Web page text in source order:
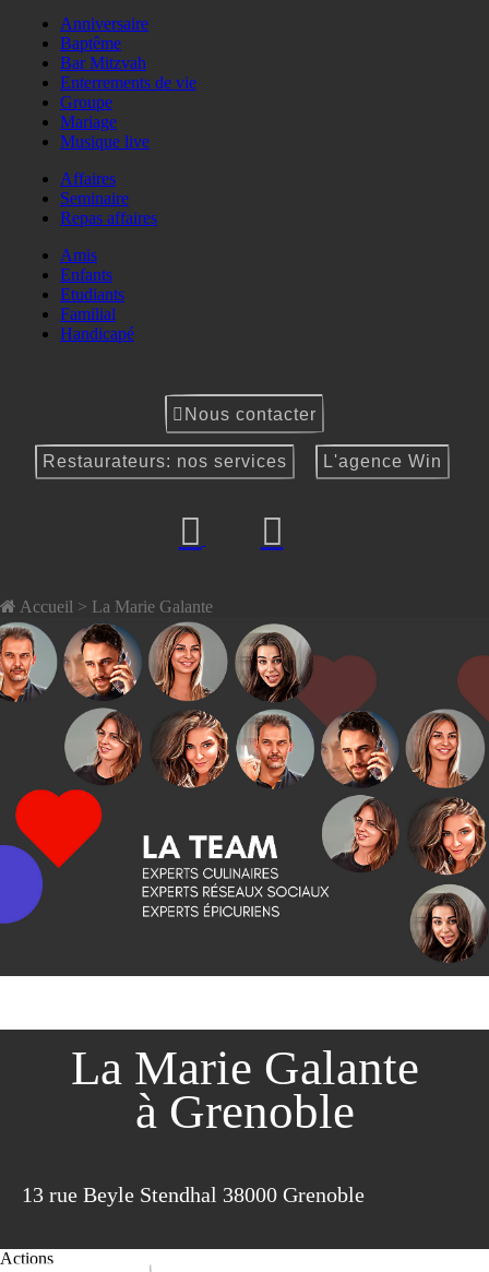
Anniversaire
Baptême
Bar Mitzvah
Enterrements de vie
Groupe
Mariage
Musique live
Affaires
Seminaire
Repas affaires
Amis
Enfants
Etudiants
Familial
Handicapé
Nous contacter
Restaurateurs: nos services L'agence Win
Accueil > La Marie Galante
La Marie Galante
à Grenoble
13 rue Beyle Stendhal 38000 Grenoble
Actions